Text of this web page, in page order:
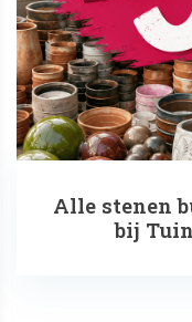
Alle stenen
bij